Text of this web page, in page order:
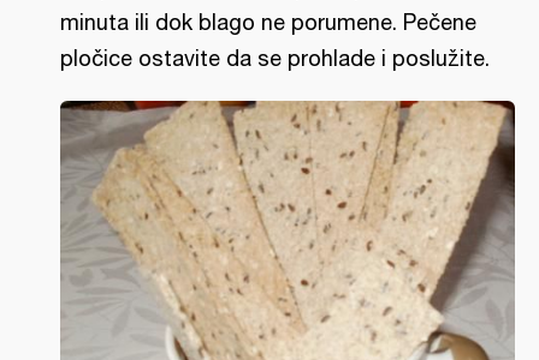
minuta ili dok blago ne porumene. Pečene
pločice ostavite da se prohlade i poslužite.